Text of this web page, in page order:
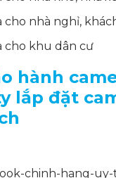
cho nhà nghỉ,
cho khu dân cư
hành
lắp đặt